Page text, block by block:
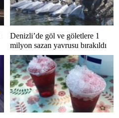
Denizli’de göl ve göletlere 1
milyon sazan yavrusu bırakıldı